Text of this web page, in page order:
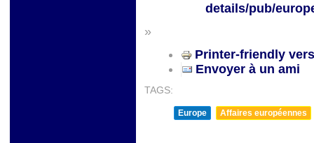
details/pub/
»
Printer-friendly
Envoyer à un ami
TAGS:
Europe Affaires européennes